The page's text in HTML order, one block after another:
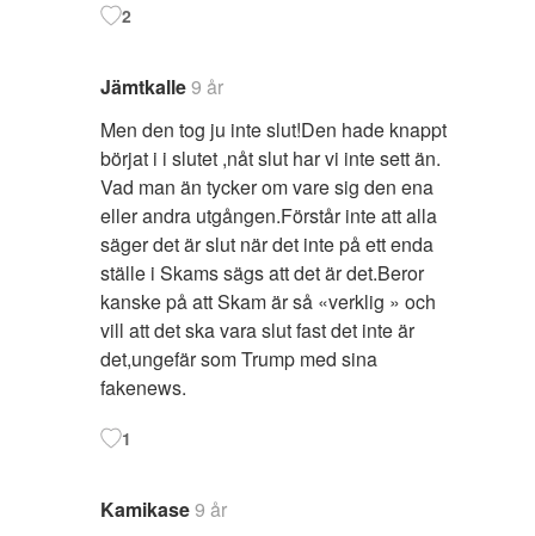
2
Jämtkalle9 år
Men den tog ju inte slut!Den hade knappt
börjat i i slutet ,nåt slut har vi inte sett än.
Vad man än tycker om vare sig den ena
eller andra utgången.Förstår inte att alla
säger det är slut när det inte på ett enda
ställe i Skams sägs att det är det.Beror
kanske på att Skam är så «verklig » och
vill att det ska vara slut fast det inte är
det,ungefär som Trump med sina
fakenews.
1
Kamikase9 år